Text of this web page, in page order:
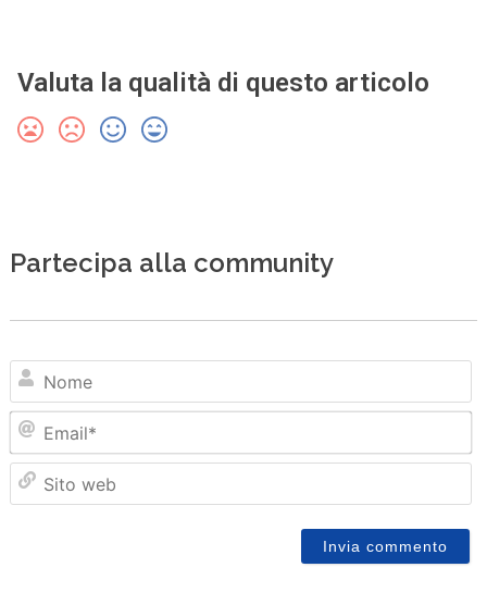
Valuta la qualità di questo articolo
Partecipa alla community